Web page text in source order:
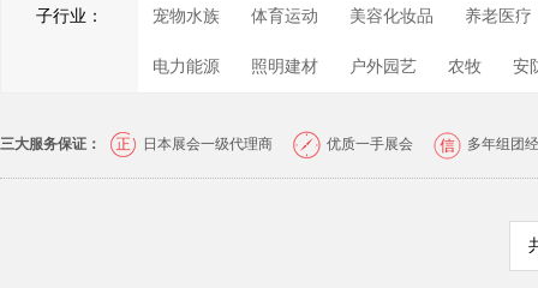
子行业： 宠物水族 体育运动 美容化妆品 养老医疗
电力能源 照明建材 户外园艺 农牧 安
三大服务保证： 日本展会一级代理商 优质一手展会 多年组团